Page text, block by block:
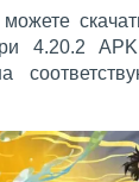
4.20.2